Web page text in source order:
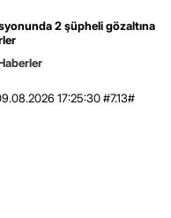
2 şüpheli gözaltına
17:25:30 #7.13#